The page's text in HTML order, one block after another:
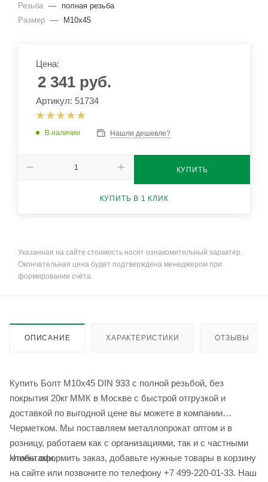
Резьба —
полная резьба
Размер — М10x45
Цена:
2 341 руб.
Артикул: 51734
В наличии Нашли дешевле?
КУПИТЬ
КУПИТЬ В 1 КЛИК
Указанная на сайте стоимость носит ознакомительный характер.
Окончательная цена будет подтверждена менеджером при
формировании счёта.
ОПИСАНИЕ ХАРАКТЕРИСТИКИ ОТЗЫВЫ
Купить Болт М10x45 DIN 933 с полной резьбой, без
покрытия 20кг ММК в Москве с быстрой отгрузкой и
доставкой по выгодной цене вы можете в компании
Черметком. Мы поставляем металлопрокат оптом и в
розницу, работаем как с организациями, так и с частными
клиентами.
Чтобы оформить заказ, добавьте нужные товары в корзину
на сайте или позвоните по телефону +7 499-220-01-33. Наш